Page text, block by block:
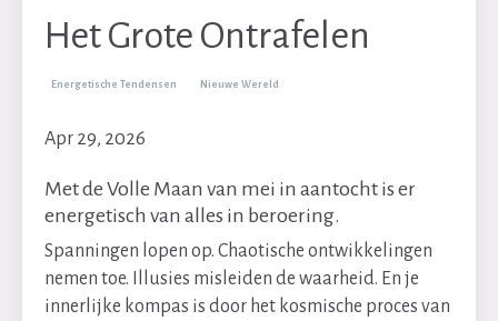
Het Grote Ontrafelen
Energetische Tendensen Nieuwe Wereld
Apr 29, 2026
Met de Volle Maan van mei in aantocht is er
energetisch van alles in beroering.
Spanningen lopen op. Chaotische ontwikkelingen
nemen toe. Illusies misleiden de waarheid. En je
innerlijke kompas is door het kosmische proces van